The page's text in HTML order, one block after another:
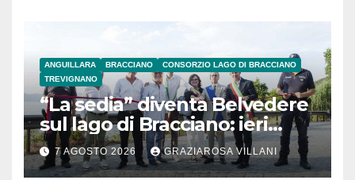
ANGUILLARA BRACCIANO
CONSORZIO LAGO DI BRACCIANO
TREVIGNANO
“La sedia” diventa Belvedere
sul lago di Bracciano: ieri
l’inaugurazione
7 AGOSTO 2026 GRAZIAROSA VILLANI